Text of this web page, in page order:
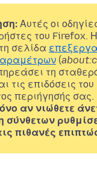
Αυτές οι
του Firefox.
σελίδα
(
τη
τις επιδόσεις του
περιήγησής σας.
αν νιώθετε
σύνθετων
πιθανές